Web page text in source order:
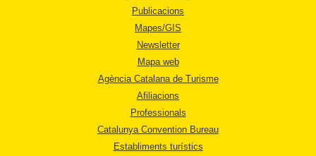
Publicacions
Mapes/GIS
Newsletter
Mapa web
Agència Catalana de Turisme
Afiliacions
Professionals
Catalunya Convention Bureau
Establiments turístics